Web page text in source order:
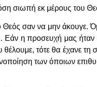
σιωπή εκ μέρους του
Θεός σαν να μην άκουγε.
Εάν η προσευχή μας
τότε θα έχανε
των όποιων